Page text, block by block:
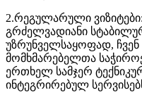
2.რეგულარული
გრძელვადიანი
უზრუნველსაყოფად,
მომხმარებელთა
ერთხელ სამჯერ
ინტეგრირებულ